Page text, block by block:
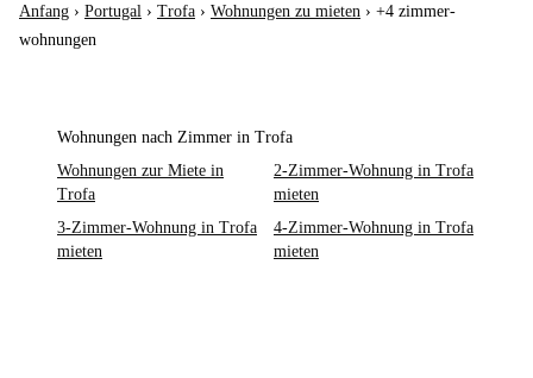
Anfang › Portugal › Trofa › Wohnungen zu mieten › +4 zimmer-
wohnungen
Wohnungen nach Zimmer in Trofa
Wohnungen zur Miete in
Trofa
2-Zimmer-Wohnung in Trofa
mieten
3-Zimmer-Wohnung in Trofa
mieten
4-Zimmer-Wohnung in Trofa
mieten